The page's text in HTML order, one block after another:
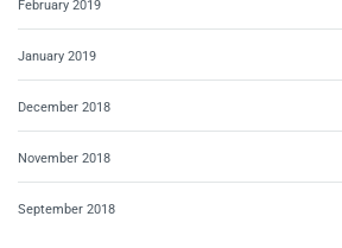
February 2019
January 2019
December 2018
November 2018
September 2018